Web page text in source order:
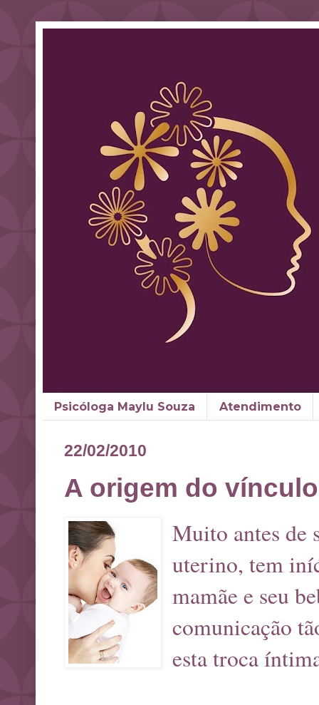
Psicóloga Maylu Souza Atendimento
22/02/2010
A origem do
Muito antes de
uterino, tem
mamãe e seu
comunicação
esta troca